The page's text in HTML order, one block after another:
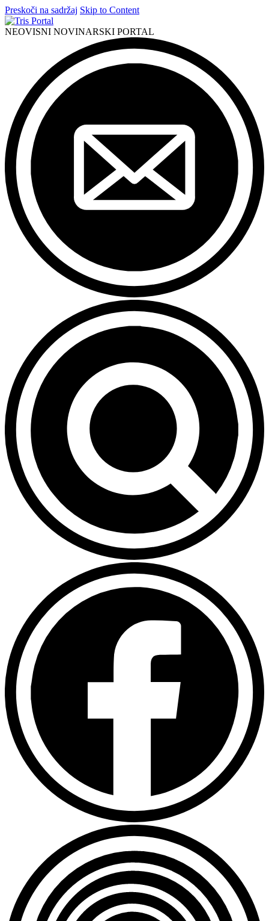
Preskoči na sadržaj Skip to Content
NEOVISNI NOVINARSKI PORTAL